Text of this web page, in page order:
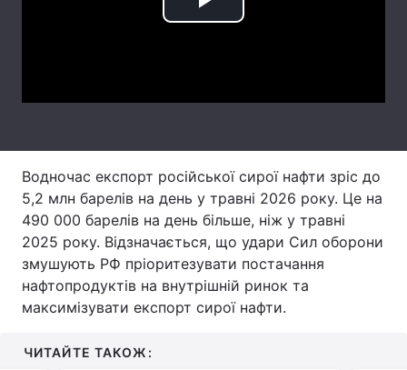
Play
Водночас експорт російської сирої нафти зріс до
5,2 млн барелів на день у травні 2026 року. Це на
490 000 барелів на день більше, ніж у травні
2025 року. Відзначається, що удари Сил оборони
змушують РФ пріоритезувати постачання
нафтопродуктів на внутрішній ринок та
максимізувати експорт сирої нафти.
ЧИТАЙТЕ ТАКОЖ: